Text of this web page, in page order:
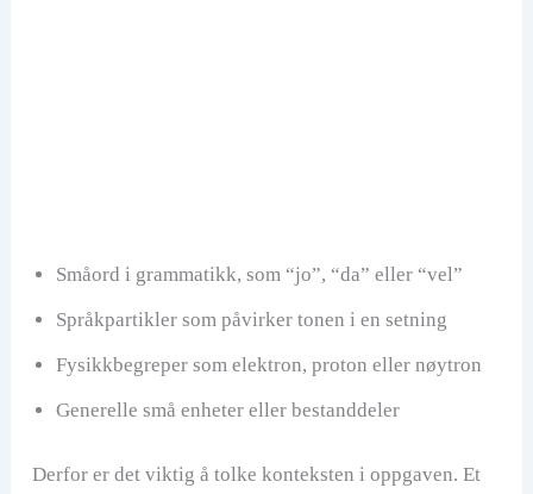
Småord i grammatikk, som “jo”, “da” eller “vel”
Språkpartikler som påvirker tonen i en setning
Fysikkbegreper som elektron, proton eller nøytron
Generelle små enheter eller bestanddeler
Derfor er det viktig å tolke konteksten i oppgaven. Et